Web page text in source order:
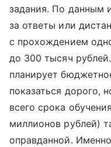
задания. По данным
за ответы или
с прохождением
до 300 тысяч
планирует
показаться дорого,
всего срока
миллионов рублей)
оправданной.